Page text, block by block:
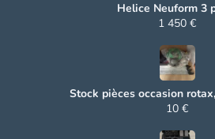
Helice Neuform 3
1 450 €
Stock pièces occasion
10 €